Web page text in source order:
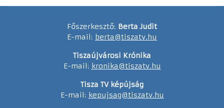
Főszerkesztő: Berta Judit
E-mail: berta@tiszatv.hu
Tiszaújvárosi Krónika
E-mail: kronika@tiszatv.hu
Tisza TV képújság
E-mail: kepujsag@tiszatv.hu